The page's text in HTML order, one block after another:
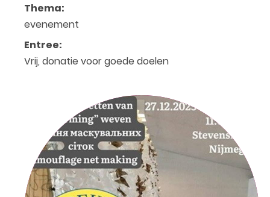
Thema:
evenement
Entree:
Vrij, donatie voor goede doelen